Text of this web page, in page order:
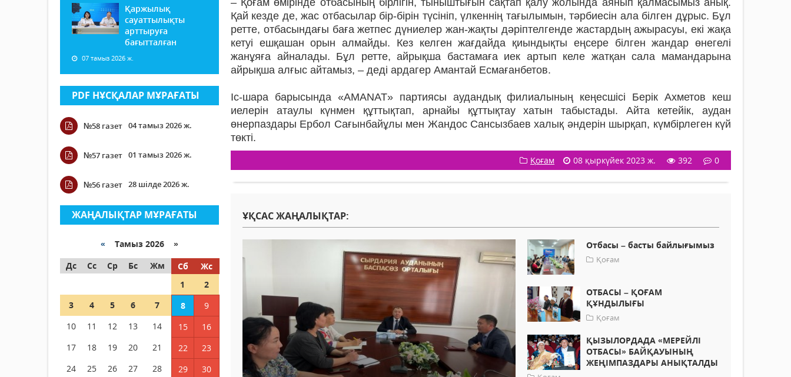
Қаржылық
сауаттылықты
арттыруға
бағытталған
07 тамыз 2026 ж.
PDF НҰСҚАЛАР МҰРАҒАТЫ
№58 газет 04 тамыз 2026 ж.
№57 газет 01 тамыз 2026 ж.
№56 газет 28 шілде 2026 ж.
ЖАҢАЛЫҚТАР МҰРАҒАТЫ
« Тамыз 2026 »
Дс
Сс Ср Бс Жм Сб
Жс
1
2
3
4 5 6 7 8
9
10
11 12 13 14 15
16
17
18 19 20 21 22
23
24
25 26 27 28 29 30
– Қоғам өмірінде отбасының бірлігін, тыныштығын сақтап қалу жолында аянып қалмасымыз анық.
Қай кезде де, жас отбасылар бір-бірін түсініп, үлкеннің тағылымын, тәрбиесін ала білген дұрыс. Бұл
ретте, отбасындағы баға жетпес дүниелер жан-жақты дәріптелгенде жастардың ажырасуы, екі жақа
кетуі ешқашан орын алмайды. Кез келген жағдайда қиындықты еңсере білген жандар өнегелі
жанұяға айналады. Бұл ретте, айрықша бастамаға иек артып келе жатқан сала мамандарына
айрықша алғыс айтамыз, – деді ардагер Амантай Есмағанбетов.
Іс-шара барысында «AMANAT» партиясы аудандық филиалының кеңесшісі Берік Ахметов кеш
иелерін атаулы күнмен құттықтап, арнайы құттықтау хатын табыстады. Айта кетейік, аудан
өнерпаздары Ербол Сағынбайұлы мен Жандос Сансызбаев халық әндерін шырқап, күмбірлеген күй
төкті.
Қоғам 08 қыркүйек 2023 ж. 392 0
ҰҚСАС ЖАҢАЛЫҚТАР:
Отбасы – басты байлығымыз
Қоғам
ОТБАСЫ – ҚОҒАМ
ҚҰНДЫЛЫҒЫ
Қоғам
ҚЫЗЫЛОРДАДА «МЕРЕЙЛІ
ОТБАСЫ» БАЙҚАУЫНЫҢ
ЖЕҢІМПАЗДАРЫ АНЫҚТАЛДЫ